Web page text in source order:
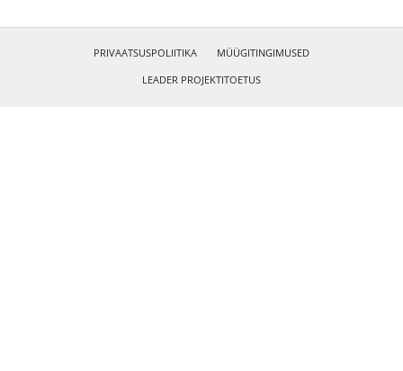
PRIVAATSUSPOLIITIKA
MÜÜGITINGIMUSED
LEADER PROJEKTITOETUS